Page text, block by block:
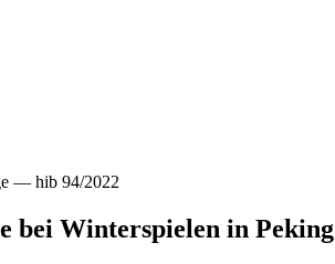
— hib 94/2022
bei Winterspielen in Peking